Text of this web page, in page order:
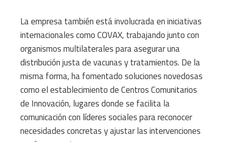
La empresa también está involucrada en iniciativas
internacionales como COVAX, trabajando junto con
organismos multilaterales para asegurar una
distribución justa de vacunas y tratamientos. De la
misma forma, ha fomentado soluciones novedosas
como el establecimiento de Centros Comunitarios
de Innovación, lugares donde se facilita la
comunicación con líderes sociales para reconocer
necesidades concretas y ajustar las intervenciones